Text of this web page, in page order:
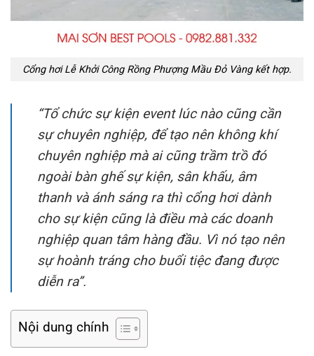
Cổng hơi Lễ Khởi Công Rồng Phượng Mầu Đỏ Vàng kết hợp.
“Tổ chức sự kiện event lúc nào cũng cần
sự chuyên nghiệp, để tạo nên không khí
chuyên nghiệp mà ai cũng trầm trồ đó
ngoài bàn ghế sự kiện, sân khấu, âm
thanh và ánh sáng ra thì cổng hơi dành
cho sự kiện cũng là điều mà các doanh
nghiệp quan tâm hàng đầu. Vì nó tạo nên
sự hoành tráng cho buổi tiệc đang được
diễn ra”.
Nội dung chính